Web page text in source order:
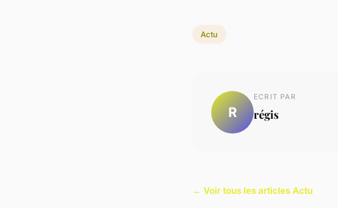
Actu
R
ECRIT PAR
régis
← Voir tous les articles Actu